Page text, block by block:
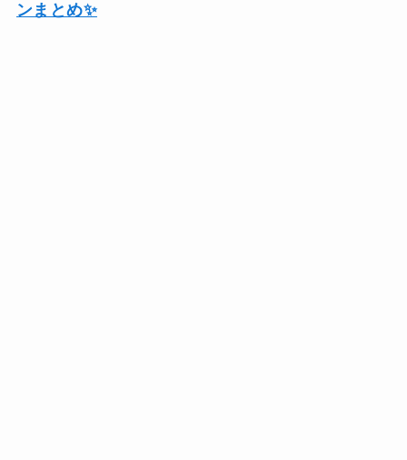
ンまとめ✨